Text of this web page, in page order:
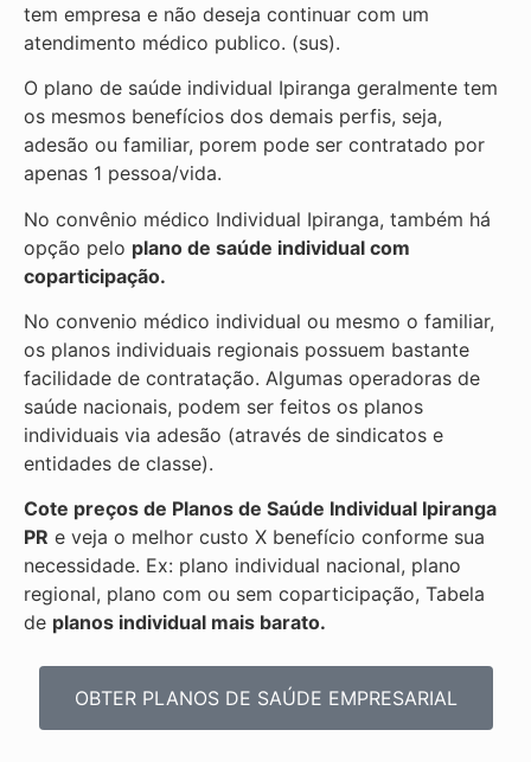
tem empresa e não deseja continuar com um
atendimento médico publico. (sus).
O plano de saúde individual Ipiranga geralmente tem
os mesmos benefícios dos demais perfis, seja,
adesão ou familiar, porem pode ser contratado por
apenas 1 pessoa/vida.
No convênio médico Individual Ipiranga, também há
opção pelo plano de saúde individual com
coparticipação.
No convenio médico individual ou mesmo o familiar,
os planos individuais regionais possuem bastante
facilidade de contratação. Algumas operadoras de
saúde nacionais, podem ser feitos os planos
individuais via adesão (através de sindicatos e
entidades de classe).
Cote preços de Planos de Saúde Individual Ipiranga
PR e veja o melhor custo X benefício conforme sua
necessidade. Ex: plano individual nacional, plano
regional, plano com ou sem coparticipação, Tabela
de planos individual mais barato.
OBTER PLANOS DE SAÚDE EMPRESARIAL